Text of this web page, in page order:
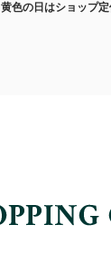
黄色の日はショップ